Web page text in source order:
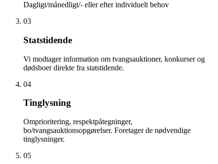
Dagligt/månedligt/- eller efter individuelt behov
03
Statstidende
Vi modtager information om tvangsauktioner, konkurser og
dødsboer direkte fra statstidende.
04
Tinglysning
Omprioritering, respektpåtegninger,
bo/tvangsauktionsopgørelser. Foretager de nødvendige
tinglysninger.
05